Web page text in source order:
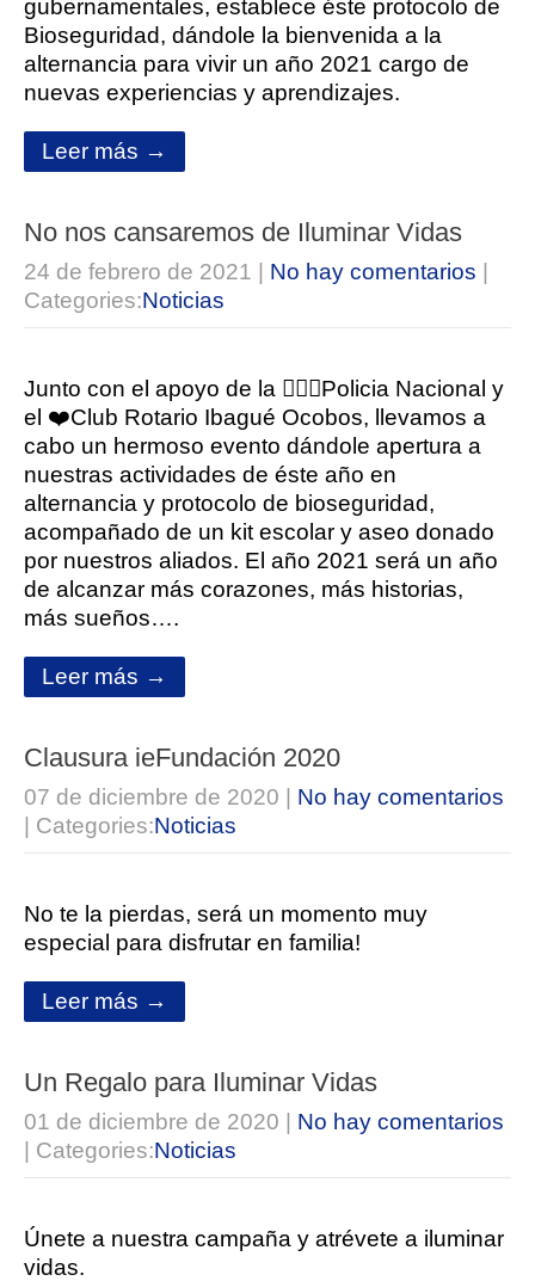
gubernamentales, establece éste protocolo de
Bioseguridad, dándole la bienvenida a la
alternancia para vivir un año 2021 cargo de
nuevas experiencias y aprendizajes.
Leer más →
No nos cansaremos de Iluminar Vidas
24 de febrero de 2021 No hay comentarios
Categories:Noticias
Junto con el apoyo de la 👮🏻‍♀️Policia Nacional y
el ❤️Club Rotario Ibagué Ocobos, llevamos a
cabo un hermoso evento dándole apertura a
nuestras actividades de éste año en
alternancia y protocolo de bioseguridad,
acompañado de un kit escolar y aseo donado
por nuestros aliados. El año 2021 será un año
de alcanzar más corazones, más historias,
más sueños….
Leer más →
Clausura ieFundación 2020
07 de diciembre de 2020
No hay comentarios
| Categories:Noticias
No te la pierdas, será un momento muy
especial para disfrutar en familia!
Leer más →
Un Regalo para Iluminar Vidas
01 de diciembre de 2020
No hay comentarios
| Categories:Noticias
Únete a nuestra campaña y atrévete a iluminar
vidas.